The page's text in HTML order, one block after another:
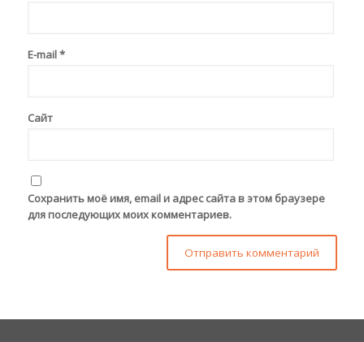
E-mail*
Сайт
Сохранить моё имя, email и адрес сайта в этом браузере
для последующих моих комментариев.